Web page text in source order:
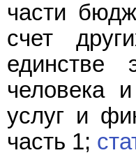
части
счет
единстве
человека
услуг и
часть 1;